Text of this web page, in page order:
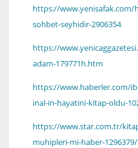
https://
sohbet-seyhidir-2906354
https://
adam-179771h.htm
https://www.haberler.com/
inal-in-hayatini-kitap-oldu-
https://www.star.com.tr/
muhipleri-mi-haber-